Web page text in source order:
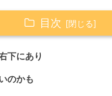
目次
下にあり
のかも